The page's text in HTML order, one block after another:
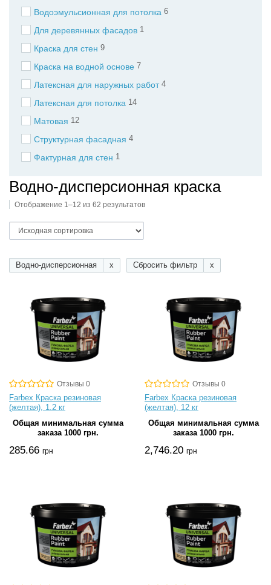
Водоэмульсионная для потолка 6
Для деревянных фасадов 1
Краска для стен 9
Краска на водной основе 7
Латексная для наружных работ 4
Латексная для потолка 14
Матовая 12
Структурная фасадная 4
Фактурная для стен 1
Водно-дисперсионная краска
Отображение 1–12 из 62 результатов
Водно-дисперсионная x Сбросить фильтр x
Отзывы 0
Farbex Краска резиновая
(желтая), 1.2 кг
Общая минимальная сумма
заказа 1000 грн.
285.66 грн
Отзывы 0
Farbex Краска резиновая
(желтая), 12 кг
Общая минимальная сумма
заказа 1000 грн.
2,746.20 грн